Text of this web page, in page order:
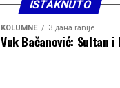
ISTAKNUTO
KOLUMNE 3 дана ranije
Vuk Bačanović: Sultan